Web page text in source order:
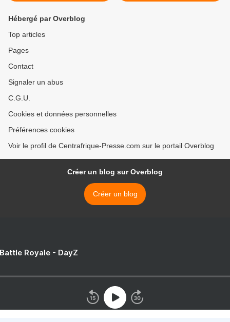
Hébergé par Overblog
Top articles
Pages
Contact
Signaler un abus
C.G.U.
Cookies et données personnelles
Préférences cookies
Voir le profil de Centrafrique-Presse.com sur le portail Overblog
Créer un blog sur Overblog
Créer un blog
Royale - DayZ